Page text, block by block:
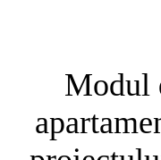
Modul